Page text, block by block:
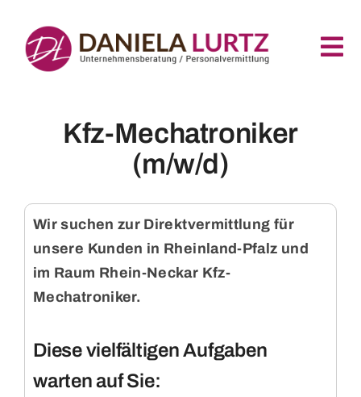
Inhalt
springen
Für Unternehmen
Über Uns
Kfz-Mechatroniker
(m/w/d)
Wir suchen zur Direktvermittlung für
unsere Kunden in Rheinland-Pfalz und
im Raum Rhein-Neckar Kfz-
Mechatroniker.
Diese vielfältigen Aufgaben
warten auf Sie: